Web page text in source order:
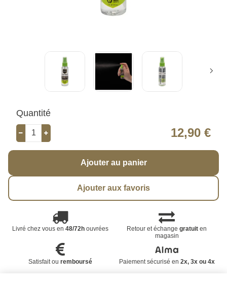
Quantité
12,90 €
Ajouter au panier
Ajouter aux favoris
Livré chez vous en 48/72houvrées Retour et échangegratuit en
magasin
Satisfait ou remboursé Paiement sécurisé en 2x, 3x ou 4x